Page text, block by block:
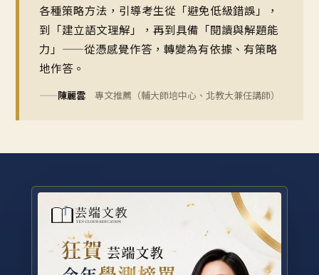
各種策略方法，引導考生從「避免低級錯誤」，
到「建立語文理解」，再到具備「閱讀與解題能
力」——從憑感覺作答，轉變為有依據、有策略
地作答。
——陳麗雲 專文推薦（輔大師培中心、北教大兼任講師）